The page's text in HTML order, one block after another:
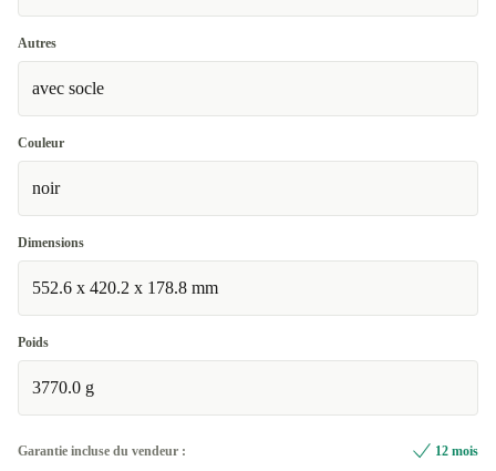
Autres
avec socle
Couleur
noir
Dimensions
552.6 x 420.2 x 178.8 mm
Poids
3770.0 g
Garantie incluse du vendeur : 12 mois